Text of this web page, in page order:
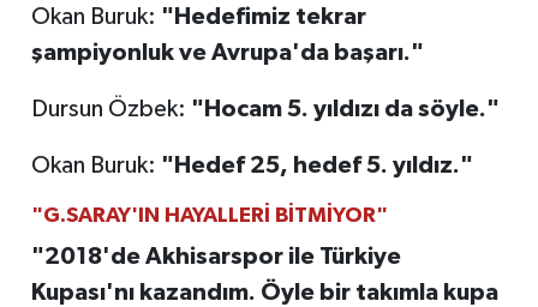
Okan Buruk: "Hedefimiz tekrar
şampiyonluk ve Avrupa'da başarı."
Dursun Özbek: "Hocam 5. yıldızı da söyle."
Okan Buruk: "Hedef 25, hedef 5. yıldız."
"G.SARAY'IN HAYALLERİ BİTMİYOR"
"2018'de Akhisarspor ile Türkiye
Kupası'nı kazandım. Öyle bir takımla kupa